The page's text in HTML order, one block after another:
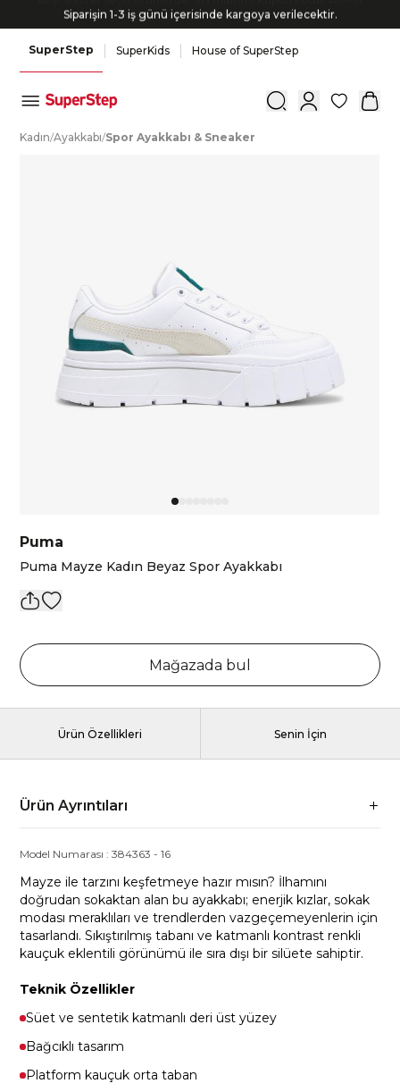
Siparişin 1-3 iş günü içerisinde kargoya verilecektir.
SuperStep SuperKids House of SuperStep
0
Kadın/Ayakkabı/Spor Ayakkabı & Sneaker
Puma
Puma Mayze Kadın Beyaz Spor Ayakkabı
Mağazada bul
Ürün Özellikleri Senin İçin
Ürün Ayrıntıları
Model Numarası :384363 -16
Mayze ile tarzını keşfetmeye hazır mısın? İlhamını
doğrudan sokaktan alan bu ayakkabı; enerjik kızlar, sokak
modası meraklıları ve trendlerden vazgeçemeyenlerin için
tasarlandı. Sıkıştırılmış tabanı ve katmanlı kontrast renkli
kauçuk eklentili görünümü ile sıra dışı bir silüete sahiptir.
Teknik Özellikler
Süet ve sentetik katmanlı deri üst yüzey
Bağcıklı tasarım
Platform kauçuk orta taban